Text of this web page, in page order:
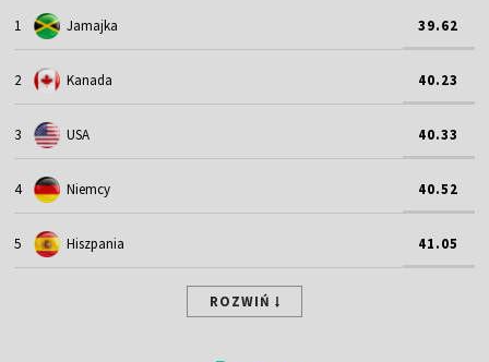
1 Jamajka 39.62
2 Kanada 40.23
3 USA 40.33
4 Niemcy 40.52
5 Hiszpania 41.05
ROZWIŃ